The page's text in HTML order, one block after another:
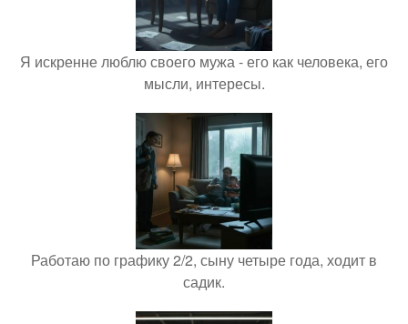
Я искренне люблю своего мужа - его как человека, его
мысли, интересы.
Работаю по графику 2/2, сыну четыре года, ходит в
садик.